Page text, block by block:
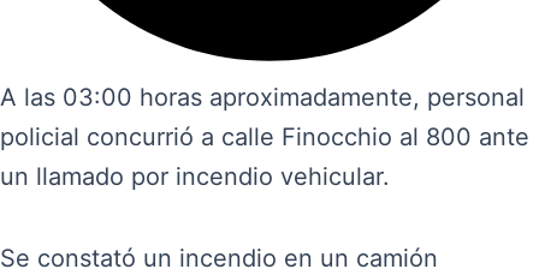
A las 03:00 horas aproximadamente, personal
policial concurrió a calle Finocchio al 800 ante
un llamado por incendio vehicular.
Se constató un incendio en un camión